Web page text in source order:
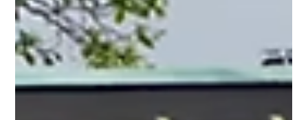
Góc nhìn đầu tư và tiềm năng bất
động sản Cần Giờ
Thị trường bất động sản phía Nam đang ghi nhận dòng vốn dịch
chuyển về các vùng ven, nơi có dư địa phát triển và nền giá chưa
bị đẩy lên quá cao. Trong bối cảnh đó, Cần Giờ từ một xã ven
đầu tư nhờ loạt thông tin về quy hoạch hạ tầng quy mô lớn. Việc